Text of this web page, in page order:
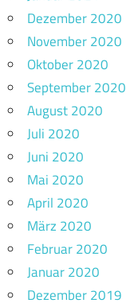
Dezember 2020
November 2020
Oktober 2020
September 2020
August 2020
Juli 2020
Juni 2020
Mai 2020
April 2020
März 2020
Februar 2020
Januar 2020
Dezember 2019